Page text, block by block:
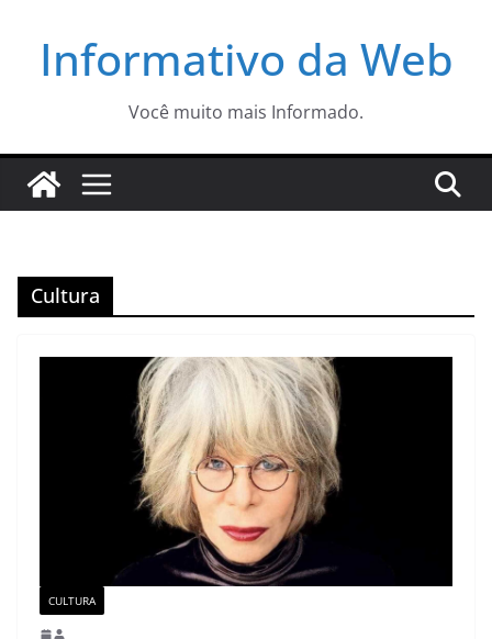
Informativo da Web
Você muito mais Informado.
Cultura
CULTURA